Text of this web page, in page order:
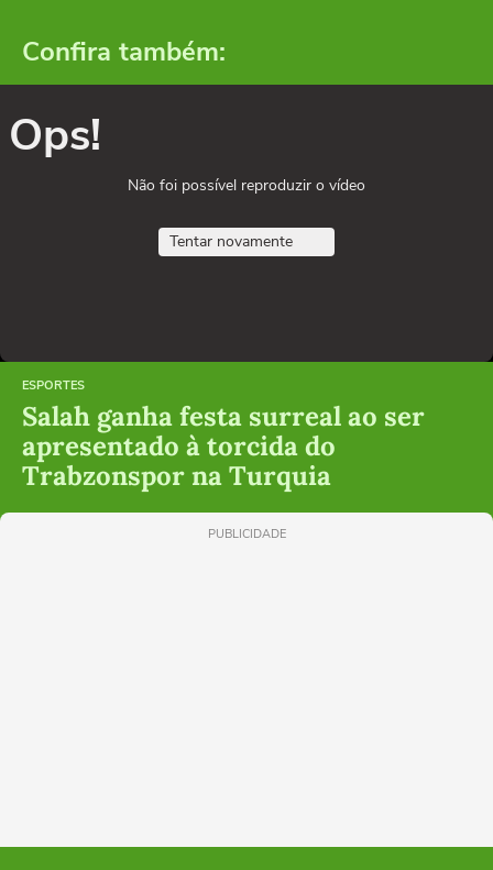
Confira também:
Ops!
Não foi possível reproduzir o vídeo
Tentar novamente
ESPORTES
Salah ganha festa surreal ao ser
apresentado à torcida do
Trabzonspor na Turquia
PUBLICIDADE